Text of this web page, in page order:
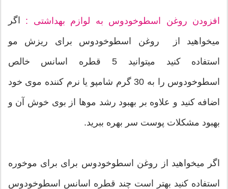
افزودن روغن اسطوخودوس به لوازم بهداشتی : اگر
میخواهید از روغن اسطوخودوس برای ریزش مو
استفاده کنید میتوانید 5 قطره اسانس خالص
اسطوخودوس را به 30 گرم شامپو یا نرم کننده موی خود
اضافه کنید و علاوه بر بهبود رشد موها از بوی خوش آن و
بهبود مشکلات پوست سر بهره ببرید.
اگر میخواهید از روغن اسطوخودوس برای برای موخوره
استفاده کنید بهتر است چند قطره اسانس اسطوخودوس